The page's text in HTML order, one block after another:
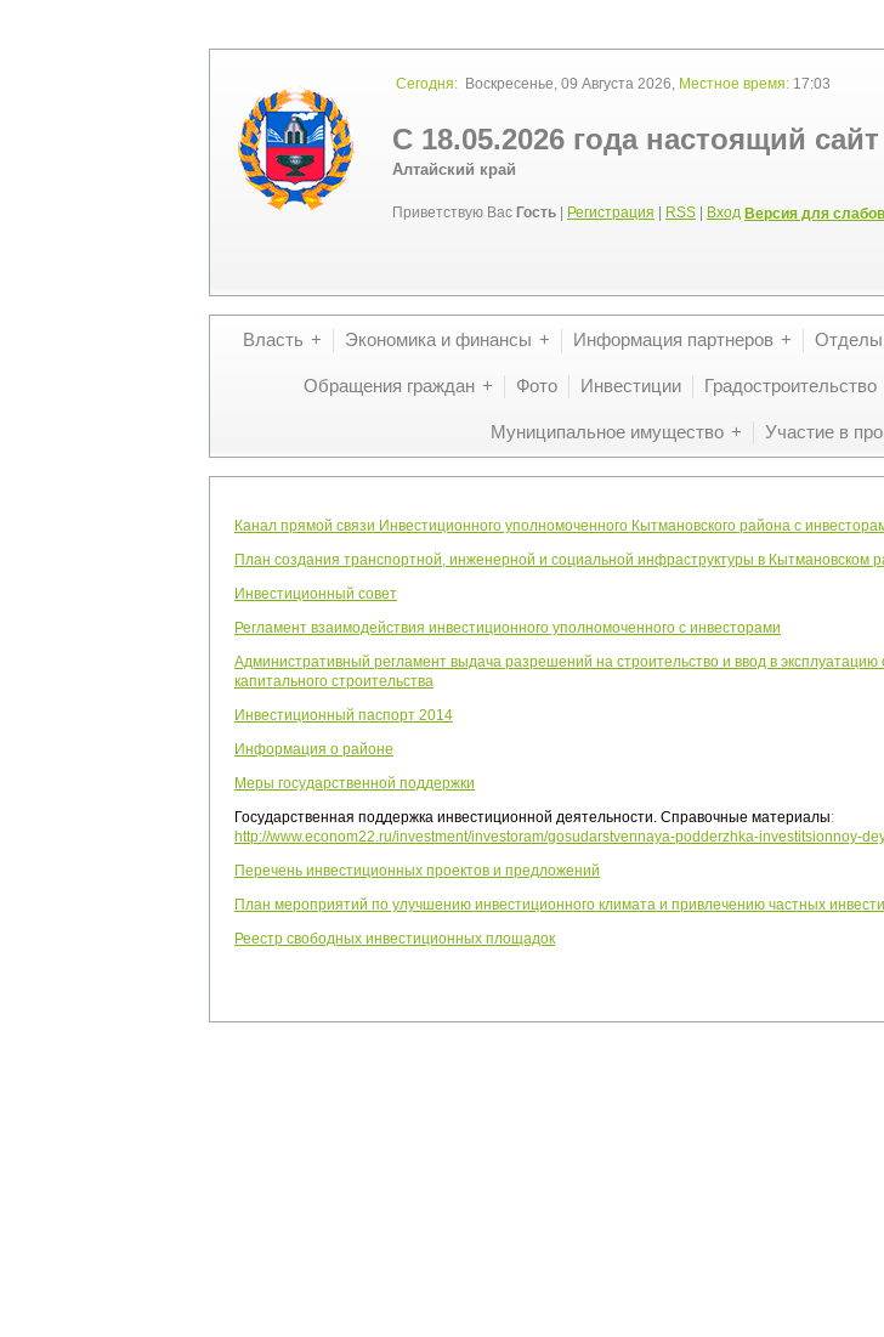
Сегодня: Воскресенье, 09 Августа 2026, Местное время: 17:03
С 18.05.2026 года настоящий
Алтайский край
Приветствую Вас Гость Регистрация RSS Вход Версия для
Власть Экономика и финансы Информация партнеров Отделы
Обращения граждан Фото Инвестиции Градостроительство
Муниципальное имущество Участие в
Канал прямой связи Инвестиционного уполномоченного Кытмановского района с
План создания транспортной, инженерной и социальной инфраструктуры в Кытмановском
Инвестиционный совет
Регламент взаимодействия инвестиционного уполномоченного с инвесторами
Административный регламент выдача разрешений на строительство и ввод в эксплуатацию
капитального строительства
Инвестиционный паспорт 2014
Информация о районе
Меры государственной поддержки
Государственная поддержка инвестиционной деятельности. Справочные материалы:
http://www.econom22.ru/investment/investoram/gosudarstvennaya-podderzhka-investitsionnoy-
Перечень инвестиционных проектов и предложений
План мероприятий по улучшению инвестиционного климата и привлечению частных
Реестр свободных инвестиционных площадок